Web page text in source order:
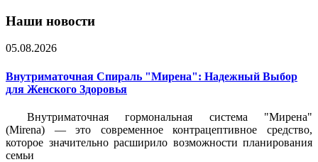
Наши новости
05.08.2026
Внутриматочная Спираль "Мирена": Надежный Выбор
для Женского Здоровья
Внутриматочная гормональная система "Мирена"
(Mirena) — это современное контрацептивное средство,
которое значительно расширило возможности планирования
семьи